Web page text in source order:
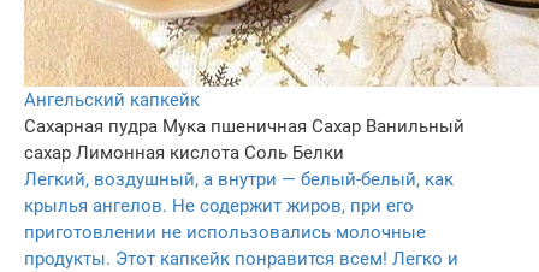
Ангельский капкейк
Сахарная пудра Мука пшеничная Сахар Ванильный
сахар Лимонная кислота Соль Белки
Легкий, воздушный, а внутри — белый-белый, как
крылья ангелов. Не содержит жиров, при его
приготовлении не использовались молочные
продукты. Этот капкейк понравится всем! Легко и